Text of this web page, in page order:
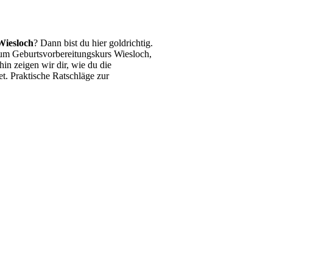
? Dann bist du hier goldrichtig.
Geburtsvorbereitungskurs Wiesloch,
zeigen wir dir, wie du die
Praktische Ratschläge zur